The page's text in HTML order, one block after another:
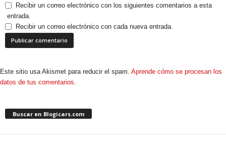
Recibir un correo electrónico con los siguientes comentarios a esta
entrada.
Recibir un correo electrónico con cada nueva entrada.
Este sitio usa Akismet para reducir el spam. Aprende cómo se procesan los
datos de tus comentarios.
Buscar en Blogicars.com